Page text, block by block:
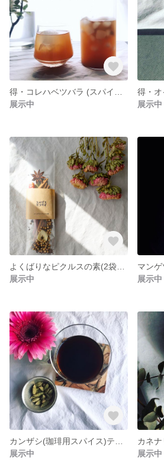
展示中
展示中
展示中
展示中
展示中
展示中